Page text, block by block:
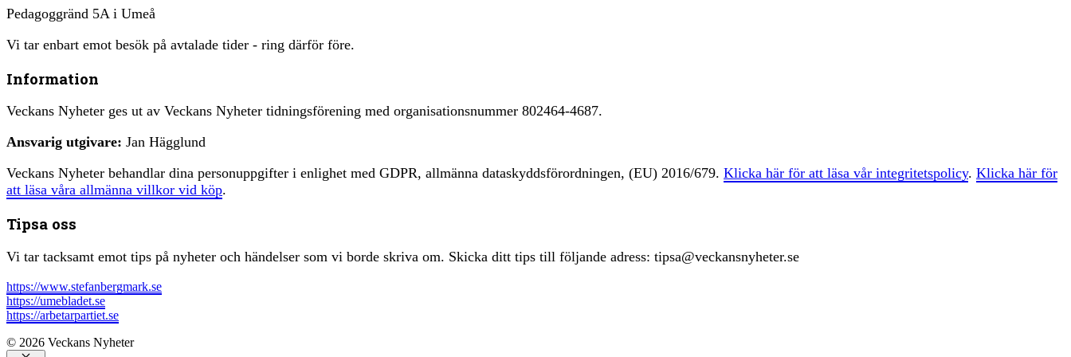
Pedagoggränd 5A i Umeå
Vi tar enbart emot besök på avtalade tider - ring därför före.
Information
Veckans Nyheter ges ut av Veckans Nyheter tidningsförening med organisationsnummer 802464-4687.
Ansvarig utgivare: Jan Hägglund
Veckans Nyheter behandlar dina personuppgifter i enlighet med GDPR, allmänna dataskyddsförordningen, (EU) 2016/679. Klicka här för att läsa vår integritetspolicy. Klicka här för
att läsa våra allmänna villkor vid köp.
Tipsa oss
Vi tar tacksamt emot tips på nyheter och händelser som vi borde skriva om. Skicka ditt tips till följande adress: tipsa@veckansnyheter.se
https://www.stefanbergmark.se
https://umebladet.se
https://arbetarpartiet.se
© 2026 Veckans Nyheter